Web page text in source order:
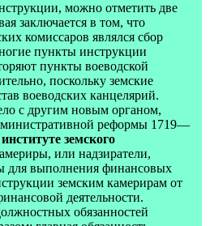
можно отметить две
заключается в том, что
комиссаров являлся сбор
пункты инструкции
пункты воеводской
поскольку земские
воеводских канцелярий.
с другим новым органом,
реформы 1719—
институте земского
или надзиратели,
для выполнения финансовых
земским камерирам от
деятельности.
обязанностей